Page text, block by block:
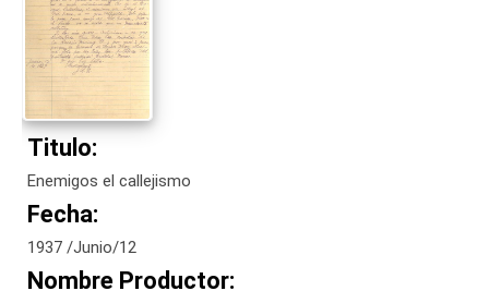
Titulo:
Enemigos el callejismo
Fecha:
1937 /Junio/12
Nombre Productor: